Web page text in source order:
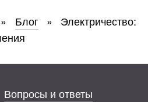
» Блог » Электричество:
Вопросы и ответы